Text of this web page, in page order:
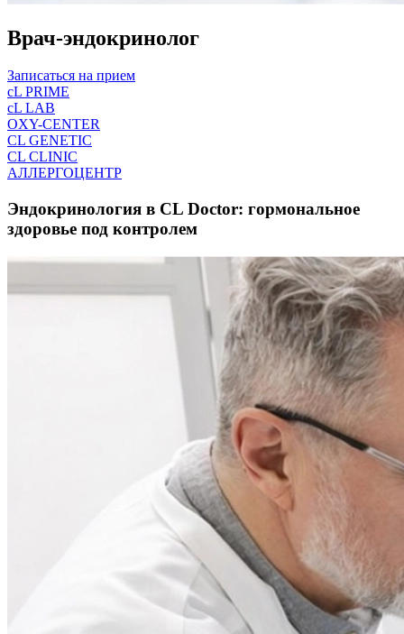
Врач-эндокринолог
Записаться на прием
cL PRIME
cL LAB
OXY-CENTER
CL GENETIC
CL CLINIC
АЛЛЕРГОЦЕНТР
Эндокринология в CL Doctor: гормональное
здоровье под контролем